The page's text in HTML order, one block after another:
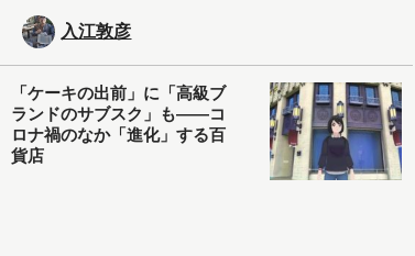
入江敦彦
「ケーキの出前」に「高級ブ
ランドのサブスク」も――コ
ロナ禍のなか「進化」する百
貨店